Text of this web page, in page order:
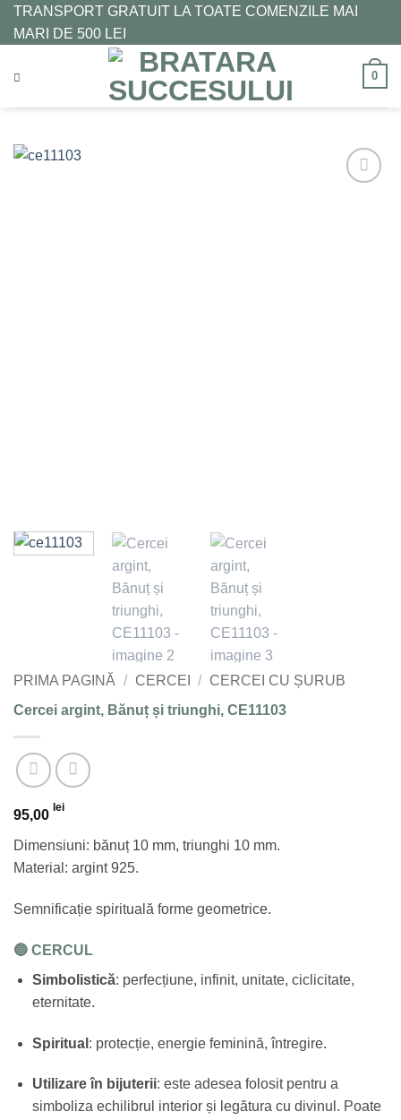
SkipTRANSPORT GRATUIT LA TOATE COMENZILE MAI
MARI DE 500 LEI
0
PRIMA PAGINĂ / CERCEI / CERCEI CU ȘURUB
Cercei argint, Bănuț și triunghi, CE11103
95,00 lei
Dimensiuni: bănuț 10 mm, triunghi 10 mm.
Material: argint 925.
Semnificație spirituală forme geometrice.
🔵 CERCUL
Simbolistică: perfecțiune, infinit, unitate, ciclicitate,
eternitate.
Spiritual : protecție, energie feminină, întregire.
Utilizare în bijuterii: este adesea folosit pentru a
simboliza echilibrul interior și legătura cu divinul. Poate